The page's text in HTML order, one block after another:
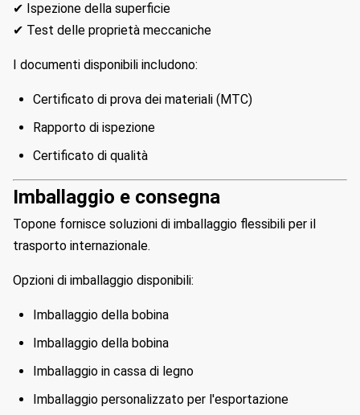
✔ Ispezione della superficie
✔ Test delle proprietà meccaniche
I documenti disponibili includono:
Certificato di prova dei materiali (MTC)
Rapporto di ispezione
Certificato di qualità
Imballaggio e consegna
Topone fornisce soluzioni di imballaggio flessibili per il
trasporto internazionale.
Opzioni di imballaggio disponibili:
Imballaggio della bobina
Imballaggio della bobina
Imballaggio in cassa di legno
Imballaggio personalizzato per l'esportazione